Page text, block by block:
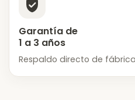
Garantía de
1 a 3 años
Respaldo directo de